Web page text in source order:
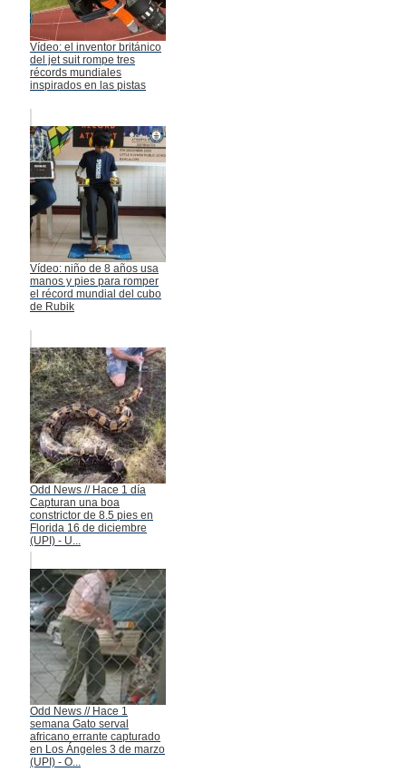
Vídeo: el inventor británico
del jet suit rompe tres
récords mundiales
inspirados en las pistas
Vídeo: niño de 8 años usa
manos y pies para romper
el récord mundial del cubo
de Rubik
Odd News // Hace 1 día
Capturan una boa
constrictor de 8.5 pies en
Florida 16 de diciembre
(UPI) - U...
Odd News // Hace 1
semana Gato serval
africano errante capturado
en Los Ángeles 3 de marzo
(UPI) - O...